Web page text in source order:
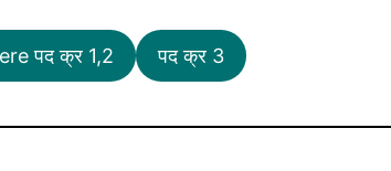
पद क्र 1,2 पद क्र 3